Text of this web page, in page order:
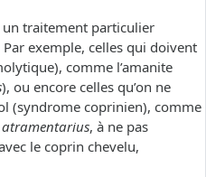
un traitement particulier
exemple, celles qui doivent
comme l’amanite
), ou encore celles qu’on ne
(syndrome coprinien), comme
atramentarius, à ne pas
le coprin chevelu,